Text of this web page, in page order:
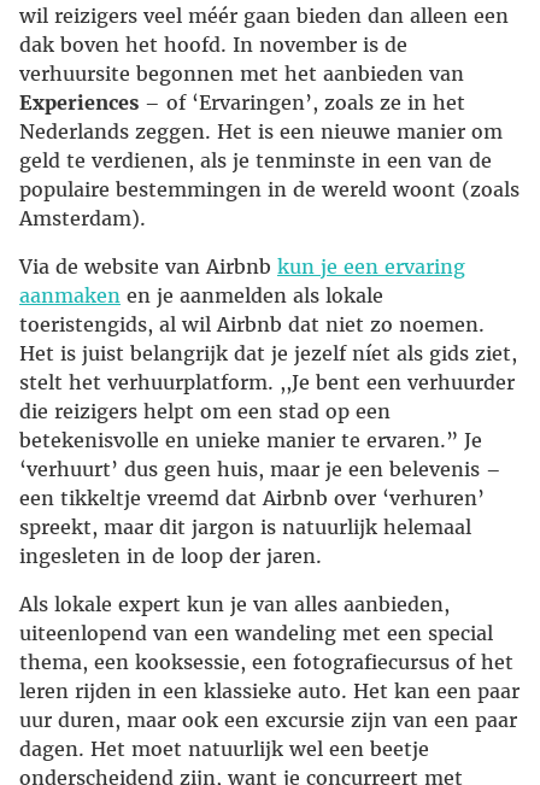
wil reizigers veel méér gaan bieden dan alleen een
dak boven het hoofd. In november is de
verhuursite begonnen met het aanbieden van
Experiences – of ‘Ervaringen’, zoals ze in het
Nederlands zeggen. Het is een nieuwe manier om
geld te verdienen, als je tenminste in een van de
populaire bestemmingen in de wereld woont (zoals
Amsterdam).
Via de website van Airbnb kun je een ervaring
aanmaken en je aanmelden als lokale
toeristengids, al wil Airbnb dat niet zo noemen.
Het is juist belangrijk dat je jezelf níet als gids ziet,
stelt het verhuurplatform. ,,Je bent een verhuurder
die reizigers helpt om een stad op een
betekenisvolle en unieke manier te ervaren.” Je
‘verhuurt’ dus geen huis, maar je een belevenis –
een tikkeltje vreemd dat Airbnb over ‘verhuren’
spreekt, maar dit jargon is natuurlijk helemaal
ingesleten in de loop der jaren.
Als lokale expert kun je van alles aanbieden,
uiteenlopend van een wandeling met een special
thema, een kooksessie, een fotografiecursus of het
leren rijden in een klassieke auto. Het kan een paar
uur duren, maar ook een excursie zijn van een paar
dagen. Het moet natuurlijk wel een beetje
onderscheidend zijn, want je concurreert met